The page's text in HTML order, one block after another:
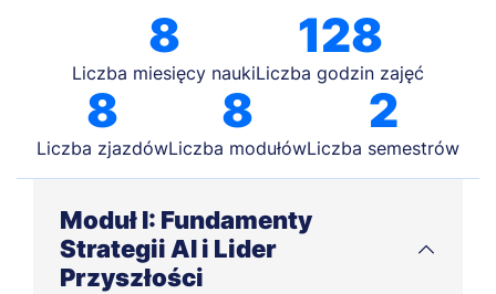
8
Liczba miesięcy nauki
128
Liczba godzin zajęć
8
Liczba zjazdów
8
Liczba modułów
2
Liczba semestrów
Moduł I: Fundamenty
Strategii AI i Lider
Przyszłości